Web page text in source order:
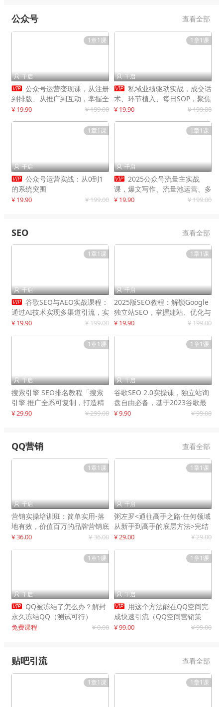
公众号 查看全部
1章1课
 千启
 公众号运营变现课，从注册
到排版、从推广到互动，掌握全
流程，开启个人品牌月入
¥ 19.90 ¥ 199.00
1章1课
 千启
 私域业绩驱动实战，成交话
术、环节植入、每日SOP，聚焦
增长，驱动营收持续突破
¥ 19.90 ¥ 199.00
1章1课
 千启
 公众号运营实战：从0到1
的系统突围
¥ 19.90 ¥ 199.00
1章1课
 千启
 2025公众号流量主实战
课，爆文写作、流量池运营、多
平台分发，新手日入千元月赚5
¥ 19.90 ¥ 199.00
SEO 查看全部
1章1课
 千启
 谷歌SEO与AEO实战课程：
通过AI技术实现多渠道引流，实
现网站流量增长300%
¥ 19.90 ¥ 199.00
1章1课
 千启
2025版SEO教程：解锁Google
独立站SEO，掌握建站、优化与
变现技巧
¥ 19.90 ¥ 199.00
1章1课
 千启
搜索引擎 SEO排名教程「搜索
引擎 推广全系可复制，打造精
准被动流量系统
¥ 29.90 ¥ 299.00
1章1课
 千启
谷歌SEO 2.0实操课，独立站询
盘自由必备，基于2023谷歌最
新算法录制
¥ 9.90 ¥ 99.00
QQ营销 查看全部
1章1课
 千启
营销实操培训班：简单实用-落
地有效，价值百万的品牌营销底
层逻辑
¥ 36.00 ¥ 36.00
1章1课
 千启
粥左罗<通往高手之路·任何领域
从新手到高手的底层方法>完结
¥ 29.00 ¥ 29.00
1章1课
 千启
 QQ被冻结了怎么办？解封
永久冻结QQ（测试可行）
免费课程 ¥ 0.00
1章1课
 千启
 用这个方法能在QQ空间完
成快速引流（QQ空间营销策
略）
¥ 99.00 ¥ 99.00
贴吧引流 查看全部
1章1课 1章1课